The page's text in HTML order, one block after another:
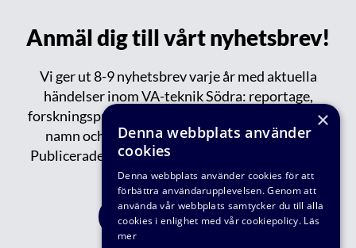
Anmäl dig till vårt nyhetsbrev!
Vi ger ut 8-9 nyhetsbrev varje år med aktuella
händelser inom VA-teknik Södra: reportage,
forskningsprojekt, publikationer, events, nytt om
namn och tips om spännande saker på gång.
Publicerade/tidigare nyhetsbrev kan du läsa
FÅ VÅRT NYHETBREV
×
Denna webbplats använder
cookies
Denna webbplats använder cookies för att
förbättra användarupplevelsen. Genom att
använda vår webbplats samtycker du till alla
cookies i enlighet med vår cookiepolicy. Läs
mer